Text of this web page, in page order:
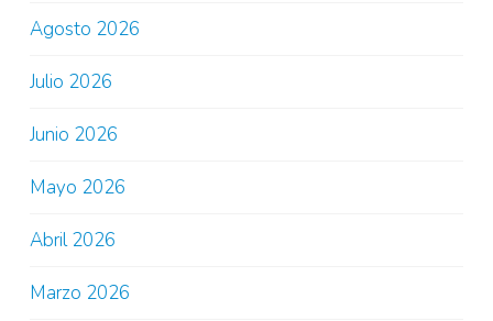
Agosto 2026
Julio 2026
Junio 2026
Mayo 2026
Abril 2026
Marzo 2026